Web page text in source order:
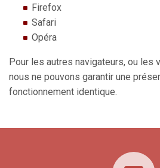
Firefox
Safari
Opéra
Pour les autres navigateurs, ou les
nous ne pouvons garantir une
fonctionnement identique.